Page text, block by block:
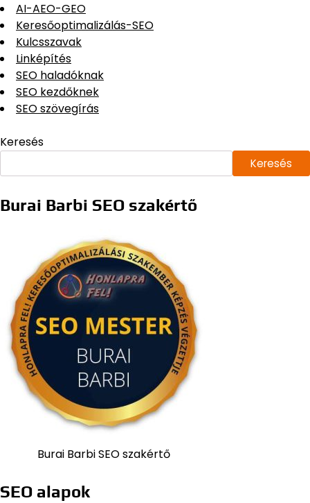
AI-AEO-GEO
Keresőoptimalizálás-SEO
Kulcsszavak
Linképítés
SEO haladóknak
SEO kezdőknek
SEO szövegírás
Keresés
Keresés
Burai Barbi SEO szakértő
Burai Barbi SEO szakértő
SEO alapok